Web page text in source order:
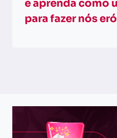
e aprenda como
para fazer nós